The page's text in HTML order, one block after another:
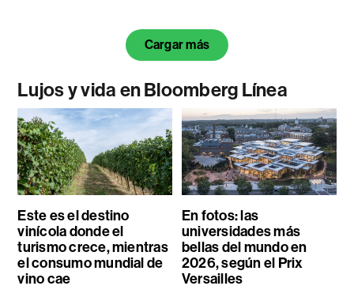
Cargar más
Lujos y vida en Bloomberg Línea
Este es el destino
vinícola donde el
turismo crece, mientras
el consumo mundial de
vino cae
En fotos: las
universidades más
bellas del mundo en
2026, según el Prix
Versailles